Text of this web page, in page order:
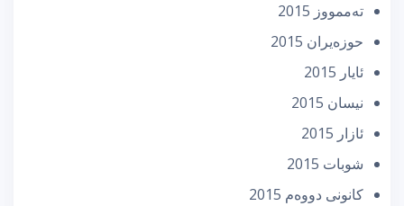
تەممووز 2015
حوزه‌یران 2015
ئایار 2015
نیسان 2015
ئازار 2015
شوبات 2015
كانونی دووه‌م 2015